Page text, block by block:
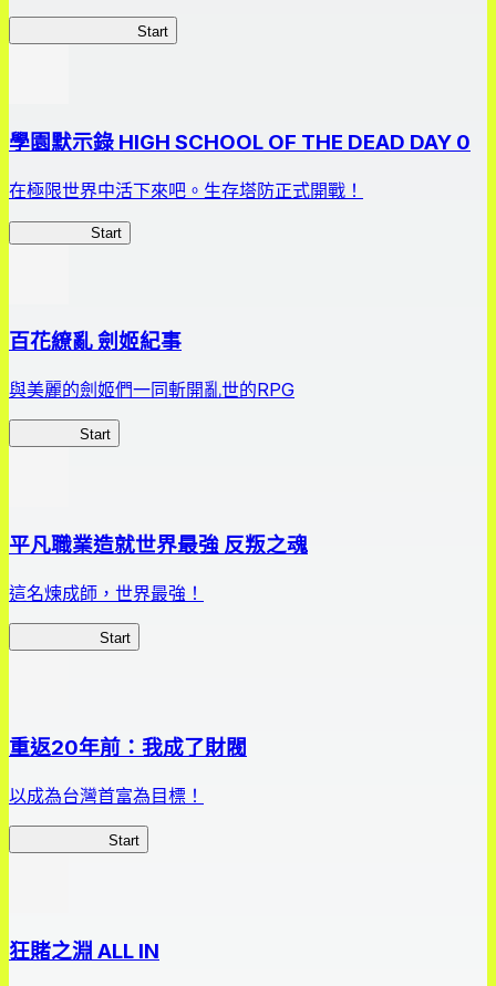
Start
學園默示錄 HIGH SCHOOL OF THE DEAD DAY 0
在極限世界中活下來吧。生存塔防正式開戰！
Start
百花繚亂 劍姬紀事
與美麗的劍姬們一同斬開亂世的RPG
Start
平凡職業造就世界最強 反叛之魂
這名煉成師，世界最強！
Start
重返20年前：我成了財閥
以成為台灣首富為目標！
Start
狂賭之淵 ALL IN